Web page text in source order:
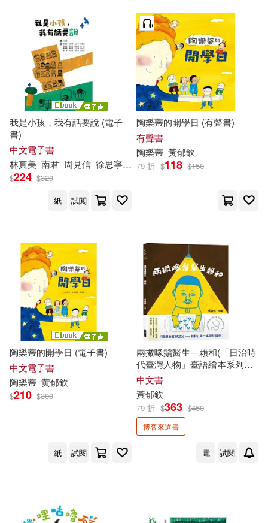
我是小孩，我有話要說 (電子
書)
中文電子書
林真美 南君 周見信 徐思寧 林柏廷 潘家欣 王孟婷
$224 $320
紙
試閱
陶樂蒂的開學日 (有聲書)
有聲書
陶樂蒂 黃郁欽
79 折 $118 $150
陶樂蒂的開學日 (電子書)
中文電子書
陶樂蒂 黄郁欽
$210 $300
紙 試閱
兩撇喙鬚醫生—賴和(「日治時
代臺灣人物」臺語繪本系列第
一彈!)
中文書
黃郁欽
79 折 $363 $460
博客來選書
電 試閱